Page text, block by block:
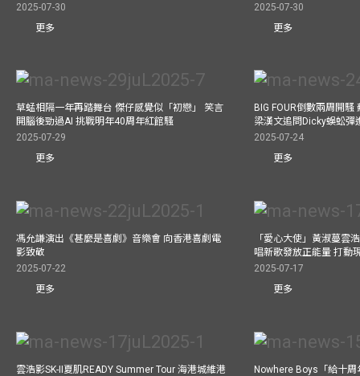
2025-07-30
更多
2025-07-30
更多
草蜢相隔一年再踏舞台 傑仔感覺似「初戀」 笑言
開腦後勁過AI 挑戰明年40周年紅館騷
2025-07-29
更多
BIG FOUR倒數兩周開
梁漢文追問Dicky蜈蚣彈
2025-07-24
更多
馮允謙演出《甚麼是喜劇》音樂會 向香港喜劇電
影致敬
2025-07-22
更多
「愛心大使」黃淑蔓雲
唱新歌發放正能量 打動
2025-07-17
更多
雲浩影SK-II夏肌READY Summer Tour 海港城維港
Nowhere Boys「給十